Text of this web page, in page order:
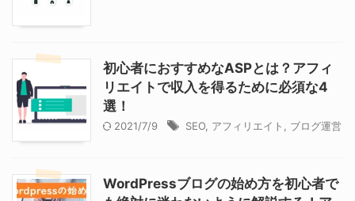
初心者におすすめなASPとは？アフィ
リエイトで収入を得るために必須な4
選！
2021/7/9 SEO アフィリエイト ブログ運営
WordPressブログの始め方を初心者で